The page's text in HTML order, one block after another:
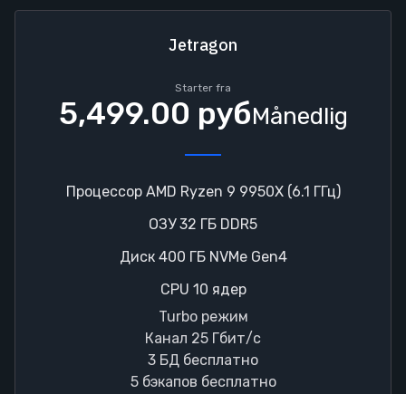
Jetragon
Starter fra
5,499.00 рубMånedlig
Процессор AMD Ryzen 9 9950X (6.1 ГГц)
ОЗУ 32 ГБ DDR5
Диск 400 ГБ NVMe Gen4
CPU 10 ядер
Turbo режим
Канал 25 Гбит/с
3 БД бесплатно
5 бэкапов бесплатно